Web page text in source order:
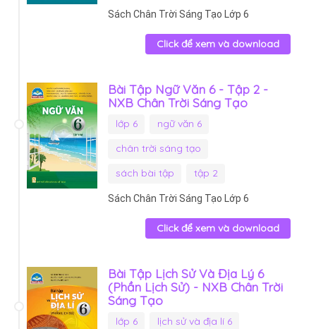
Sách Chân Trời Sáng Tạo Lớp 6
Click để xem và download
Bài Tập Ngữ Văn 6 - Tập 2 -
NXB Chân Trời Sáng Tạo
lớp 6
ngữ văn 6
chân trời sáng tạo
sách bài tập
tập 2
Sách Chân Trời Sáng Tạo Lớp 6
Click để xem và download
Bài Tập Lịch Sử Và Địa Lý 6
(Phần Lịch Sử) - NXB Chân Trời
Sáng Tạo
lớp 6
lịch sử và địa lí 6